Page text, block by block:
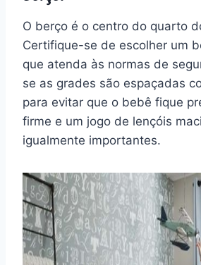
O berço é o centro do quarto
Certifique-se de escolher um
que atenda às normas de
se as grades são espaçadas
para evitar que o bebê fique
firme e um jogo de lençóis
igualmente importantes.